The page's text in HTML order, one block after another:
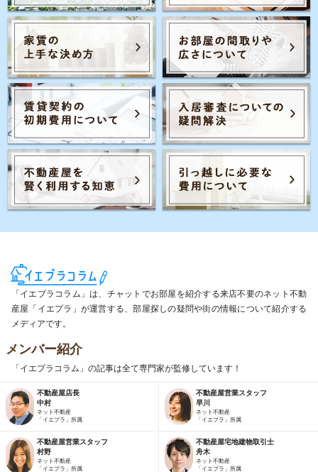
4.個人情報のご提供は任意です。ただし、採用選考業務
に必要な情報をご提供いただかない場合、選考に支障
が生じる可能性があります。
5.当個人情報の利用目的の通知、開示、内容の訂正・追
加または削除、利用の停止・消去および第三者への提
供の停止（「開示等」といいます。）を受け付けてお
ります。開示等の求めは、以下の「個人情報苦情及び
相談窓口」で受け付けます。
6.クッキーやウェブビーコン等を用いるなどして、本人
が容易に認識できない方法による個人情報の取得は行
っておりません。
株式会社コレックホールディングス
TEL:03-6825-5022／FAX:03-6825-5023
「イエプラコラム」は、チャットでお部屋を紹介する来店不要のネット不動
産屋「イエプラ」が運営する、部屋探しの疑問や街の情報について紹介する
メディアです。
メンバー紹介
「イエプラコラム」の記事は全て専門家が監修しています！
不動産屋店長
中村
ネット不動産
「イエプラ」所属
不動産屋営業スタッフ
早川
ネット不動産
「イエプラ」所属
不動産屋営業スタッフ
村野
ネット不動産
「イエプラ」所属
不動産屋宅地建物取引士
舟木
ネット不動産
「イエプラ」所属